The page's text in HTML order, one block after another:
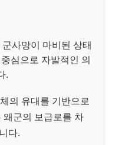
사망이 마비된 상태
심으로 자발적인 의
.
의 유대를 기반으로
왜군의 보급로를 차
다.